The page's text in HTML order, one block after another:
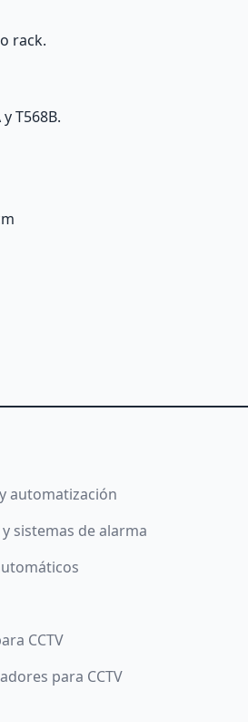
rack.
T568B.
automatización
sistemas de alarma
CCTV
para CCTV